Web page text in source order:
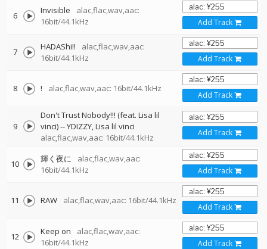
6 Invisible
alac,flac,wav,aac:
16bit/44.1kHz
Add Track
7 HADAShi!!
alac,flac,wav,aac:
16bit/44.1kHz
Add Track
8 ! alac,flac,wav,aac: 16bit/44.1kHz
Add Track
9
Don't Trust Nobody!!! (feat. Lisa lil
vinci)--YDIZZY Lisa lil vinci
alac,flac,wav,aac: 16bit/44.1kHz
Add Track
10 輝く夜に
alac,flac,wav,aac:
16bit/44.1kHz
Add Track
11 RAW alac,flac,wav,aac: 16bit/44.1kHz
Add Track
12 Keep on
alac,flac,wav,aac:
16bit/44.1kHz
Add Track